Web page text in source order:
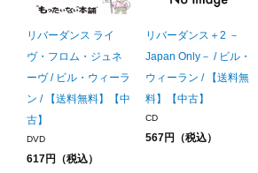
リバーダンス ライ
ヴ・フロム・ジュネ
ーヴ / ビル・ウィーラ
ン / 【送料無料】【中
古】
DVD
617円（税込）
リバーダンス＋2 －
Japan Only－ / ビル・
ウィーラン / 【送料無
料】【中古】
CD
567円（税込）